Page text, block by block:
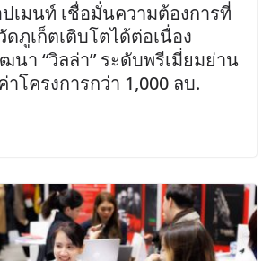
เมนท์ เชื่อมั่นความต้องการที่
ภูเก็ตเติบโตได้ต่อเนื่อง
นา “วิลล่า” ระดับพรีเมี่ยมย่าน
าโครงการกว่า 1,000 ลบ.